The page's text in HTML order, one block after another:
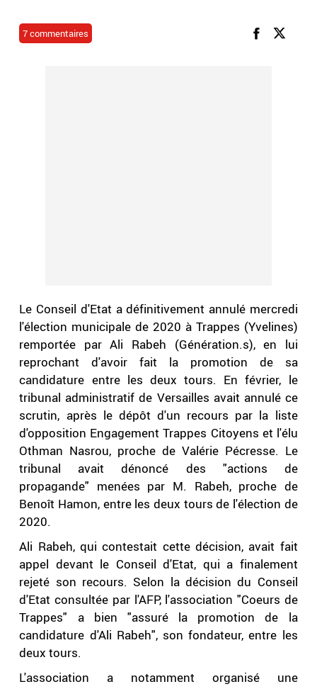
7 commentaires
Le Conseil d'Etat a définitivement annulé mercredi
l'élection municipale de 2020 à Trappes (Yvelines)
remportée par Ali Rabeh (Génération.s), en lui
reprochant d'avoir fait la promotion de sa
candidature entre les deux tours. En février, le
tribunal administratif de Versailles avait annulé ce
scrutin, après le dépôt d'un recours par la liste
d'opposition Engagement Trappes Citoyens et l'élu
Othman Nasrou, proche de Valérie Pécresse. Le
tribunal avait dénoncé des "actions de
propagande" menées par M. Rabeh, proche de
Benoît Hamon, entre les deux tours de l'élection de
2020.
Ali Rabeh, qui contestait cette décision, avait fait
appel devant le Conseil d'Etat, qui a finalement
rejeté son recours. Selon la décision du Conseil
d'Etat consultée par l'AFP, l'association "Coeurs de
Trappes" a bien "assuré la promotion de la
candidature d'Ali Rabeh", son fondateur, entre les
deux tours.
L'association a notamment organisé une